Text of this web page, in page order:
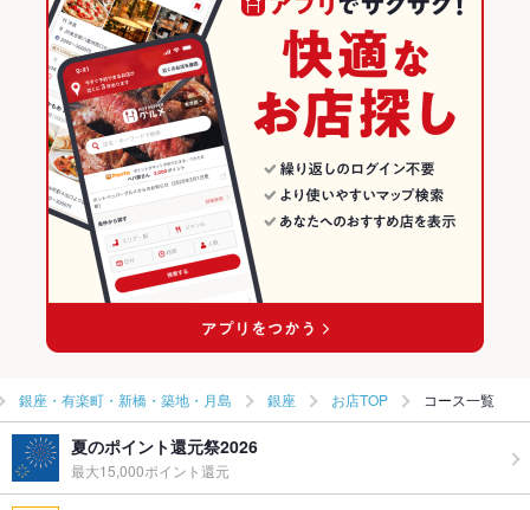
しゃぶしゃぶ・すき焼き
銀座・有楽町・新橋・築地・月島 × 和食
銀座・有楽町・新橋・築地・月島 × しゃぶしゃぶ・すき焼き
東銀座駅 × 和食
東銀座駅 × しゃぶしゃぶ・すき焼き
東京 × 居酒屋
東京 × 和風
東京 × 和食
東京 × しゃぶしゃぶ・すき焼き
銀座・有楽町・新橋・築地・月島のグルメランキング
銀座・有楽町・新橋・築地・月島の居酒屋ランキング
銀座のグルメランキング
銀座の居酒屋ランキング
銀座・有楽町・新橋・築地・月島 銀座 お店TOP コース一覧
夏のポイント還元祭2026
最大15,000ポイント還元